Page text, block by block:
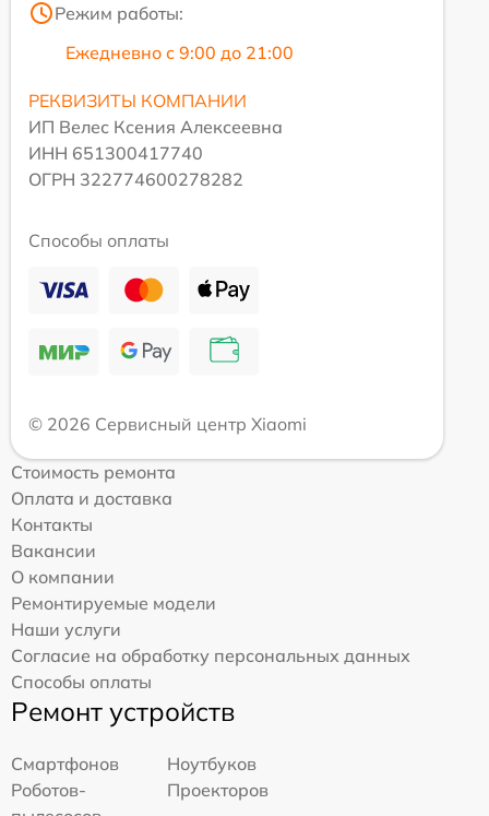
Режим работы:
Ежедневно с 9:00 до 21:00
РЕКВИЗИТЫ КОМПАНИИ
ИП Велес Ксения Алексеевна
ИНН 651300417740
ОГРН 322774600278282
Способы оплаты
© 2026 Сервисный центр Xiaomi
Стоимость ремонта
Оплата и доставка
Контакты
Вакансии
О компании
Ремонтируемые модели
Наши услуги
Согласие на обработку персональных данных
Способы оплаты
Ремонт устройств
Смартфонов
Ноутбуков
Роботов-
Проекторов